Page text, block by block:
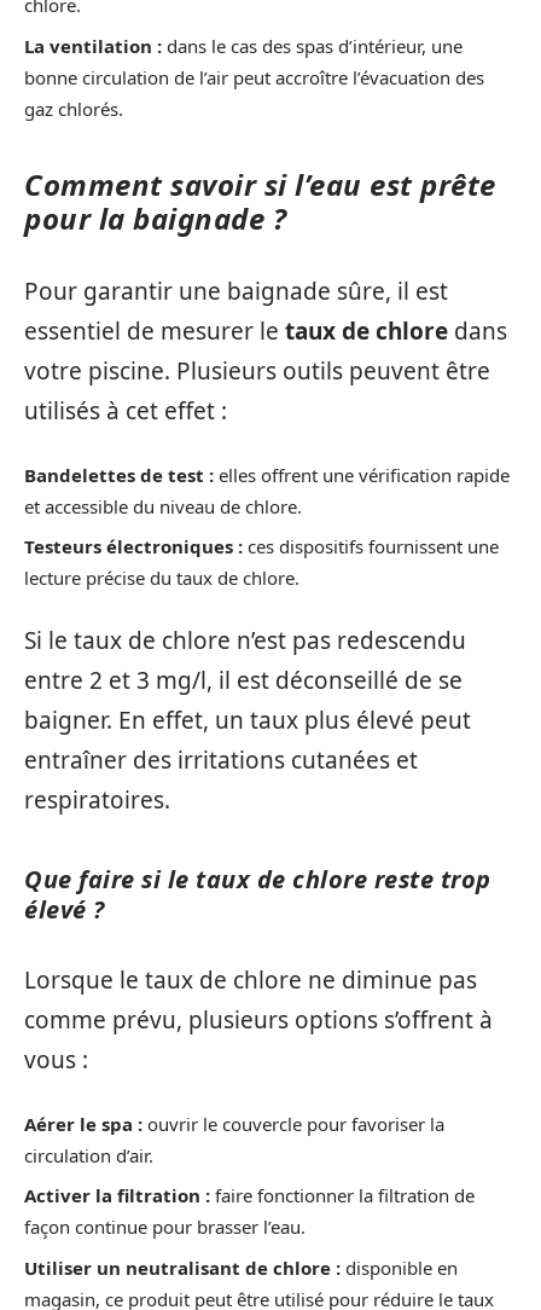
chlore.
La ventilation : dans le cas des spas d’intérieur, une
bonne circulation de l’air peut accroître l’évacuation des
gaz chlorés.
Comment savoir si l’eau est prête
pour la baignade ?
Pour garantir une baignade sûre, il est
essentiel de mesurer le taux de chlore dans
votre piscine. Plusieurs outils peuvent être
utilisés à cet effet :
Bandelettes de test : elles offrent une vérification rapide
et accessible du niveau de chlore.
Testeurs électroniques : ces dispositifs fournissent une
lecture précise du taux de chlore.
Si le taux de chlore n’est pas redescendu
entre 2 et 3 mg/l, il est déconseillé de se
baigner. En effet, un taux plus élevé peut
entraîner des irritations cutanées et
respiratoires.
Que faire si le taux de chlore reste trop
élevé ?
Lorsque le taux de chlore ne diminue pas
comme prévu, plusieurs options s’offrent à
vous :
Aérer le spa : ouvrir le couvercle pour favoriser la
circulation d’air.
Activer la filtration : faire fonctionner la filtration de
façon continue pour brasser l’eau.
Utiliser un neutralisant de chlore : disponible en
magasin, ce produit peut être utilisé pour réduire le taux